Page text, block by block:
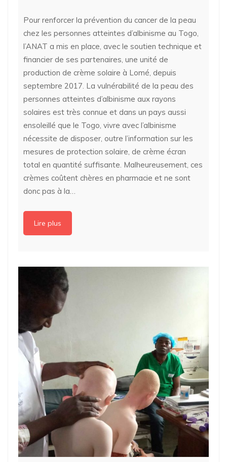
Pour renforcer la prévention du cancer de la peau
chez les personnes atteintes d’albinisme au Togo,
l’ANAT a mis en place, avec le soutien technique et
financier de ses partenaires, une unité de
production de crème solaire à Lomé, depuis
septembre 2017. La vulnérabilité de la peau des
personnes atteintes d’albinisme aux rayons
solaires est très connue et dans un pays aussi
ensoleillé que le Togo, vivre avec l’albinisme
nécessite de disposer, outre l’information sur les
mesures de protection solaire, de crème écran
total en quantité suffisante. Malheureusement, ces
crèmes coûtent chères en pharmacie et ne sont
donc pas à la…
Lire plus